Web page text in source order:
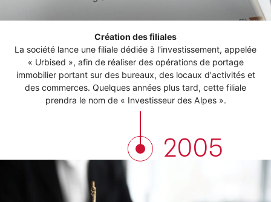
Création des filiales
La société lance une filiale dédiée à l'investissement, appelée
« Urbised », afin de réaliser des opérations de portage
immobilier portant sur des bureaux, des locaux d'activités et
des commerces. Quelques années plus tard, cette filiale
prendra le nom de « Investisseur des Alpes ».
2005